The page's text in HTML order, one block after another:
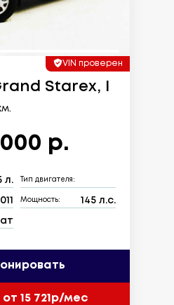
VIN проверен
Starex, I
000 р.
л. Тип двигателя:
Мощность: 145 л.с.
15 721р/мес